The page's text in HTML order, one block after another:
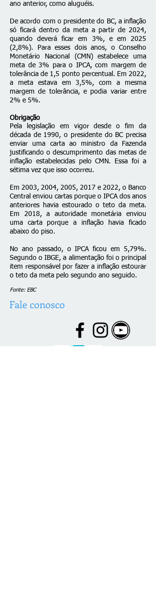
ano anterior, como aluguéis.
De acordo com o presidente do BC, a inflação
só ficará dentro da meta a partir de 2024,
quando deverá ficar em 3%, e em 2025
(2,8%). Para esses dois anos, o Conselho
Monetário Nacional (CMN) estabelece uma
meta de 3% para o IPCA, com margem de
tolerância de 1,5 ponto percentual. Em 2022,
a meta estava em 3,5%, com a mesma
margem de tolerância, e podia variar entre
2% e 5%.
Obrigação
Pela legislação em vigor desde o fim da
década de 1990, o presidente do BC precisa
enviar uma carta ao ministro da Fazenda
justificando o descumprimento das metas de
inflação estabelecidas pelo CMN. Essa foi a
sétima vez que isso ocorreu.
Em 2003, 2004, 2005, 2017 e 2022, o Banco
Central enviou cartas porque o IPCA dos anos
anteriores havia estourado o teto da meta.
Em 2018, a autoridade monetária enviou
uma carta porque a inflação havia ficado
abaixo do piso.
No ano passado, oIPCA ficou em 5,79%.
Segundo o IBGE, a alimentação foi o principal
item responsável por fazer a inflação estourar
o teto da meta pelo segundo ano seguido.
Fonte: EBC
Fale conosco